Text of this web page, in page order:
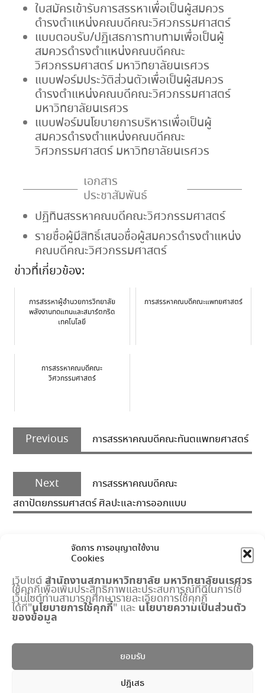
จัดการ การอนุญาตใช้งาน
Cookies
เว็บไซต์สำนักงานสภามหาวิทยาลัย มหาวิทยาลัยนเรศวร
ใช้คุกกี้เพื่อเพิ่มประสิทธิภาพและประสบการณ์ที่ดีในการใช้
เว็บไซต์ท่านสามารถศึกษารายละเอียดการใช้คุกกี้
ได้ที่"นโยบายการใช้คุกกี้" และ นโยบายความเป็นส่วนตัว
ของข้อมูล
ยอมรับ
ปฎิเสธ
ใบสมัครเข้ารับการสรรหาเพื่อเป็นผู้สมควร
ดำรงตำแหน่งคณบดีคณะวิศวกรรมศาสตร์
แบบตอบรับ/ปฏิเสธการทาบทามเพื่อเป็นผู้
สมควรดำรงตำแหน่งคณบดีคณะ
วิศวกรรมศาสตร์ มหาวิทยาลัยนเรศวร
แบบฟอร์มประวัติส่วนตัวเพื่อเป็นผู้สมควร
ดำรงตำแหน่งคณบดีคณะวิศวกรรมศาสตร์
มหาวิทยาลัยนเรศวร
แบบฟอร์มนโยบายการบริหารเพื่อเป็นผู้
สมควรดำรงตำแหน่งคณบดีคณะ
วิศวกรรมศาสตร์ มหาวิทยาลัยนเรศวร
เอกสาร
ประชาสัมพันธ์
ปฏิทินสรรหาคณบดีคณะวิศวกรรมศาสตร์
รายชื่อผู้มีสิทธิ์เสนอชื่อผู้สมควรดำรงตำแหน่ง
คณบดีคณะวิศวกรรมศาสตร์
ข่าวที่เกี่ยวข้อง:
การสรรหาผู้อำนวยการวิทยาลัย
พลังงานทดแทนและสมาร์ตกริด
เทคโนโลยี
การสรรหาคณบดีคณะแพทยศาสตร์
การสรรหาคณบดีคณะ
วิศวกรรมศาสตร์
Post
navigation
Previous
Previous
post:
การสรรหาคณบดีคณะทันตแพทยศาสตร์
Next
post:
การสรรหาคณบดีคณะ
สถาปัตยกรรมศาสตร์ ศิลปะและการออกแบบ
เมนูด่วน
กำหนดการประชุมสภามหาวิทยาลัย
พระราชบัญญัติ มหาวิทยาลัยนเรศวร
ปริญญาดุษฎีบัณฑิตกิตติมศักดิ์